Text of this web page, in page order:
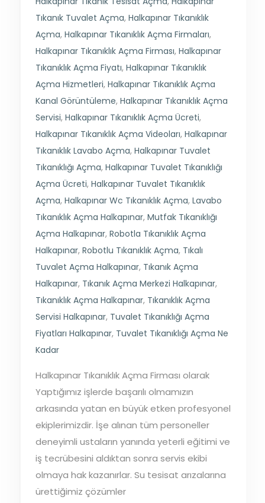
Tıkanık Tuvalet Açma, Halkapınar Tıkanıklık
Açma, Halkapınar Tıkanıklık Açma Firmaları,
Halkapınar Tıkanıklık Açma Firması, Halkapınar
Tıkanıklık Açma Fiyatı, Halkapınar Tıkanıklık
Açma Hizmetleri, Halkapınar Tıkanıklık Açma
Kanal Görüntüleme, Halkapınar Tıkanıklık Açma
Servisi, Halkapınar Tıkanıklık Açma Ücreti,
Halkapınar Tıkanıklık Açma Videoları, Halkapınar
Tıkanıklık Lavabo Açma, Halkapınar Tuvalet
Tıkanıklığı Açma, Halkapınar Tuvalet Tıkanıklığı
Açma Ücreti, Halkapınar Tuvalet Tıkanıklık
Açma, Halkapınar Wc Tıkanıklık Açma, Lavabo
Tıkanıklık Açma Halkapınar, Mutfak Tıkanıklığı
Açma Halkapınar, Robotla Tıkanıklık Açma
Halkapınar, Robotlu Tıkanıklık Açma, Tıkalı
Tuvalet Açma Halkapınar, Tıkanık Açma
Halkapınar, Tıkanık Açma Merkezi Halkapınar,
Tıkanıklık Açma Halkapınar, Tıkanıklık Açma
Servisi Halkapınar, Tuvalet Tıkanıklığı Açma
Fiyatları Halkapınar, Tuvalet Tıkanıklığı Açma Ne
Kadar
Halkapınar Tıkanıklık Açma Firması olarak
Yaptığımız işlerde başarılı olmamızın
arkasında yatan en büyük etken profesyonel
ekiplerimizdir. İşe alınan tüm personeller
deneyimli ustaların yanında yeterli eğitimi ve
iş tecrübesini aldıktan sonra servis ekibi
olmaya hak kazanırlar. Su tesisat arızalarına
ürettiğimiz çözümler